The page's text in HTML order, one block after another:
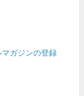
ガジンの登録